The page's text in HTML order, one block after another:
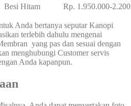
Besi Hitam Rp. 1.950.000-
Anda bertanya seputar Kanopi
terlebih dahulu mengenai
yang pas dan sesuai dengan
menghubungi Customer servis
Anda kapanpun.